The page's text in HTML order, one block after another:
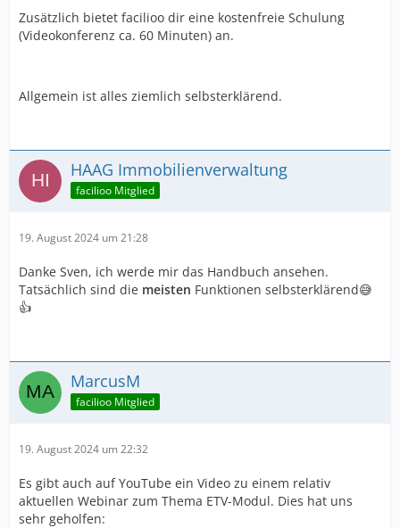
Zusätzlich bietet facilioo dir eine kostenfreie Schulung
(Videokonferenz ca. 60 Minuten) an.
Allgemein ist alles ziemlich selbsterklärend.
HAAG Immobilienverwaltung
facilioo Mitglied
19. August 2024 um 21:28
Danke Sven, ich werde mir das Handbuch ansehen.
Tatsächlich sind die meisten Funktionen selbsterklärend😅
👍
MarcusM
facilioo Mitglied
19. August 2024 um 22:32
Es gibt auch auf YouTube ein Video zu einem relativ
aktuellen Webinar zum Thema ETV-Modul. Dies hat uns
sehr geholfen: